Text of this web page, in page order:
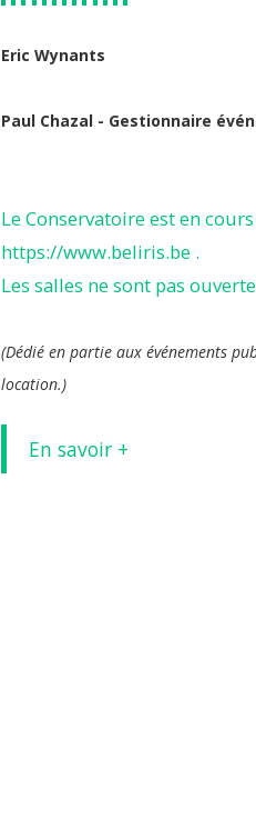
Eric Wynants
Paul Chazal - Gestionnaire
Le Conservatoire est en
https://www.beliris.be .
Les salles ne sont pas
(Dédié en partie aux événements
location.)
En savoir +